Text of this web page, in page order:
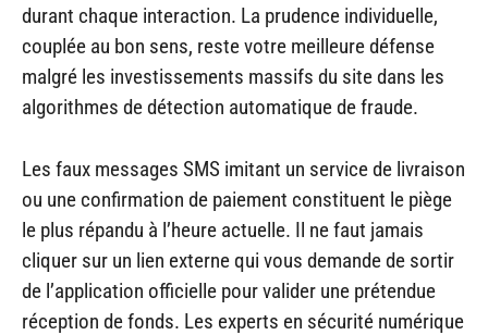
durant chaque interaction. La prudence individuelle,
couplée au bon sens, reste votre meilleure défense
malgré les investissements massifs du site dans les
algorithmes de détection automatique de fraude.
Les faux messages SMS imitant un service de livraison
ou une confirmation de paiement constituent le piège
le plus répandu à l’heure actuelle. Il ne faut jamais
cliquer sur un lien externe qui vous demande de sortir
de l’application officielle pour valider une prétendue
réception de fonds. Les experts en sécurité numérique